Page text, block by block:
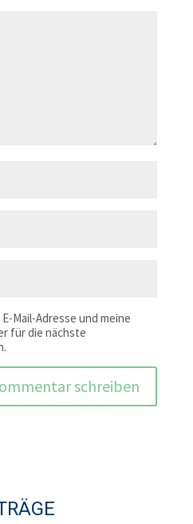
Mail-Adresse und meine
für die nächste